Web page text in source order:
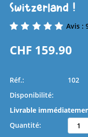
Switzerland !
Avis :
CHF 159.90
Réf.:
102
Disponibilité:
Livrable
Quantité: